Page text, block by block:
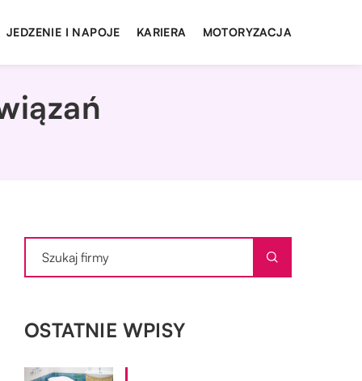
JEDZENIE I NAPOJE KARIERA MOTORYZACJA
OSTATNIE WPISY